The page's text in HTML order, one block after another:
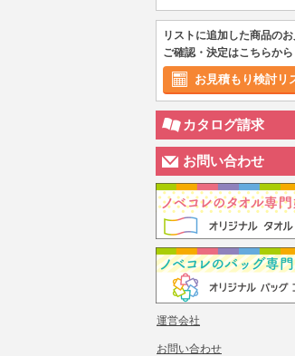
リストに追加した商品の
ご確認・決定はこちらから
お見積もり検討リ
カタログ請求
お問い合わせ
運営会社
お問い合わせ